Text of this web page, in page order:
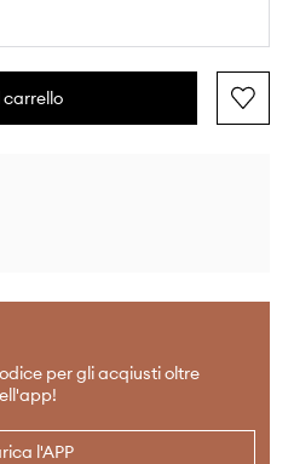
per gli acqiusti oltre
l'APP